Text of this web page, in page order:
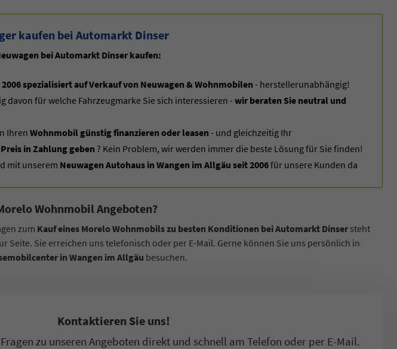
kaufen bei Automarkt Dinser
bei Automarkt Dinser kaufen:
spezialisiert auf Verkauf von Neuwagen & Wohnmobilen - herstellerunabhängig!
davon für welche Fahrzeugmarke Sie sich interessieren -wir beraten Sie neutral und
IhrenWohnmobil günstig finanzieren oder leasen - und gleichzeitig Ihr
in Zahlung geben ? Kein Problem, wir werden immer die beste Lösung für Sie finden!
mit unserem Neuwagen Autohaus in Wangen im Allgäu seit 2006für unsere Kunden da
Wohnmobil Angeboten?
zum Kauf eines Morelo Wohnmobils zu besten Konditionen bei Automarkt Dinser steht
Seite. Sie erreichen uns telefonisch oder per E-Mail. Gerne können Sie uns persönlich in
in Wangen im Allgäu besuchen.
Kontaktieren Sie uns!
zu unseren Angeboten direkt und schnell am Telefon oder per E-Mail.